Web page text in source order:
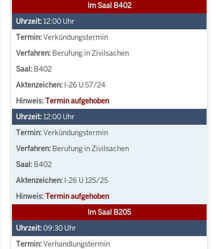
Im Saal B402
12:00 Uhr
Verkündungstermin
Berufung in Zivilsachen
B402
I-26 U 57/24
Termin aufgehoben
12:00 Uhr
Verkündungstermin
Berufung in Zivilsachen
B402
I-26 U 125/25
Termin aufgehoben
Im Saal B205
09:30 Uhr
Verhandlungstermin